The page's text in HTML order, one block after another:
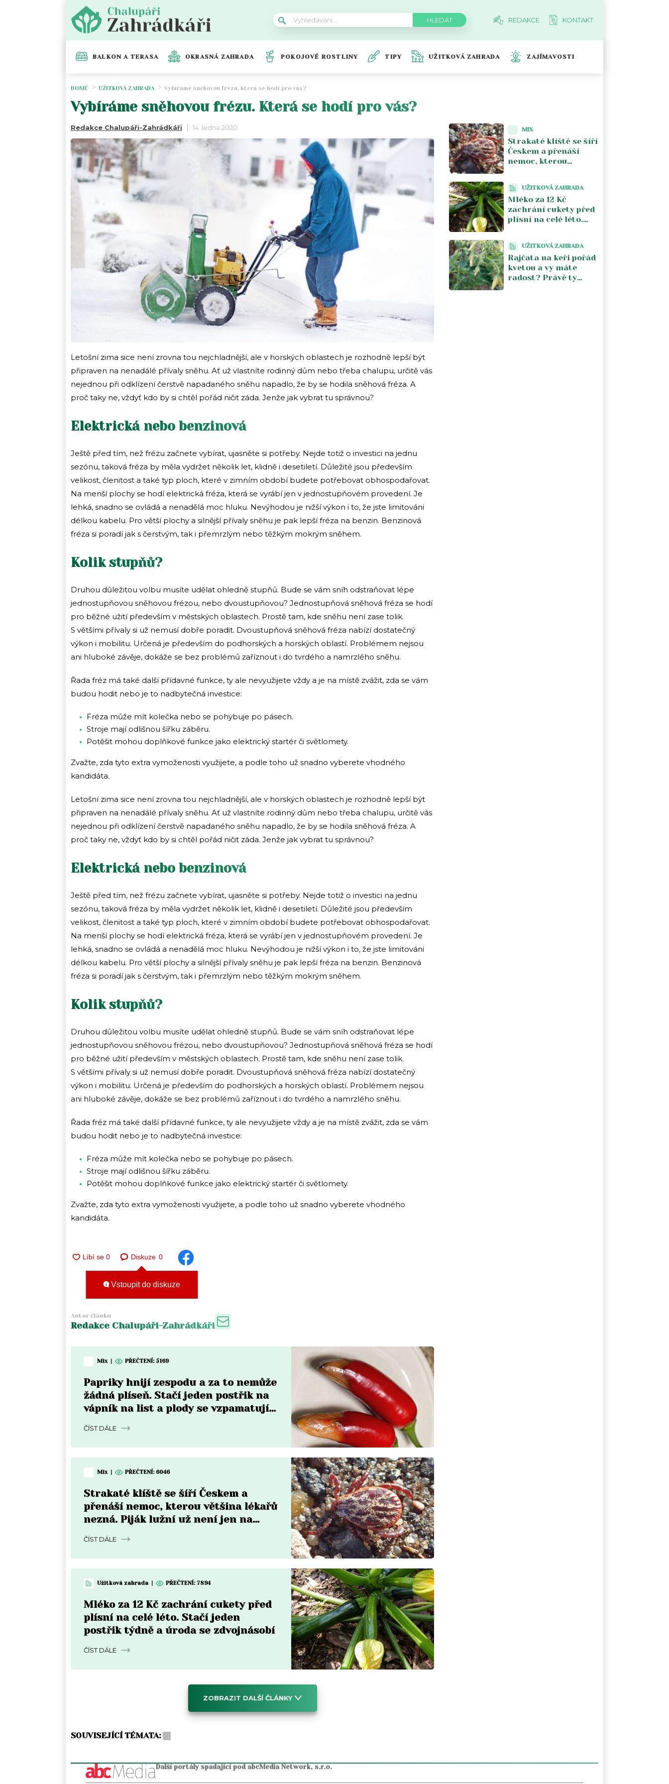
REDAKCE KONTAKT
BALKON A TERASA OKRASNÁ ZAHRADA POKOJOVÉ ROSTLINY TIPY UŽITKOVÁ ZAHRADA ZAJÍMAVOSTI
DOMŮ UŽITKOVÁ ZAHRADA Vybíráme sněhovou frézu. Která se hodí pro vás?
Vybíráme sněhovou frézu. Která se hodí pro vás?
Redakce Chalupáři-Zahrádkáři 14. ledna 2020
Letošní zima sice není zrovna tou nejchladnější, ale v horských oblastech je rozhodně lepší být
připraven na nenadálé přívaly sněhu. Ať už vlastníte rodinný dům nebo třeba chalupu, určitě vás
nejednou při odklízení čerstvě napadaného sněhu napadlo, že by se hodila sněhová fréza. A
proč taky ne, vždyť kdo by si chtěl pořád ničit záda. Jenže jak vybrat tu správnou?
Elektrická nebo benzinová
Ještě před tím, než frézu začnete vybírat, ujasněte si potřeby. Nejde totiž o investici na jednu
sezónu, taková fréza by měla vydržet několik let, klidně i desetiletí. Důležité jsou především
velikost, členitost a také typ ploch, které v zimním období budete potřebovat obhospodařovat.
Na menší plochy se hodí elektrická fréza, která se vyrábí jen v jednostupňovém provedení. Je
lehká, snadno se ovládá a nenadělá moc hluku. Nevýhodou je nižší výkon i to, že jste limitováni
délkou kabelu. Pro větší plochy a silnější přívaly sněhu je pak lepší fréza na benzin. Benzinová
fréza si poradí jak s čerstvým, tak i přemrzlým nebo těžkým mokrým sněhem.
Kolik stupňů?
Druhou důležitou volbu musíte udělat ohledně stupňů. Bude se vám sníh odstraňovat lépe
jednostupňovou sněhovou frézou, nebo dvoustupňovou? Jednostupňová sněhová fréza se hodí
pro běžné užití především v městských oblastech. Prostě tam, kde sněhu není zase tolik.
S většími přívaly si už nemusí dobře poradit. Dvoustupňová sněhová fréza nabízí dostatečný
výkon i mobilitu. Určená je především do podhorských a horských oblastí. Problémem nejsou
ani hluboké závěje, dokáže se bez problémů zaříznout i do tvrdého a namrzlého sněhu.
Řada fréz má také další přídavné funkce, ty ale nevyužijete vždy a je na místě zvážit, zda se vám
budou hodit nebo je to nadbytečná investice:
Fréza může mít kolečka nebo se pohybuje po pásech.
Stroje mají odlišnou šířku záběru.
Potěšit mohou doplňkové funkce jako elektrický startér či světlomety.
Zvažte, zda tyto extra vymoženosti využijete, a podle toho už snadno vyberete vhodného
kandidáta.
Letošní zima sice není zrovna tou nejchladnější, ale v horských oblastech je rozhodně lepší být
připraven na nenadálé přívaly sněhu. Ať už vlastníte rodinný dům nebo třeba chalupu, určitě vás
nejednou při odklízení čerstvě napadaného sněhu napadlo, že by se hodila sněhová fréza. A
proč taky ne, vždyť kdo by si chtěl pořád ničit záda. Jenže jak vybrat tu správnou?
Elektrická nebo benzinová
Ještě před tím, než frézu začnete vybírat, ujasněte si potřeby. Nejde totiž o investici na jednu
sezónu, taková fréza by měla vydržet několik let, klidně i desetiletí. Důležité jsou především
velikost, členitost a také typ ploch, které v zimním období budete potřebovat obhospodařovat.
Na menší plochy se hodí elektrická fréza, která se vyrábí jen v jednostupňovém provedení. Je
lehká, snadno se ovládá a nenadělá moc hluku. Nevýhodou je nižší výkon i to, že jste limitováni
délkou kabelu. Pro větší plochy a silnější přívaly sněhu je pak lepší fréza na benzin. Benzinová
fréza si poradí jak s čerstvým, tak i přemrzlým nebo těžkým mokrým sněhem.
Kolik stupňů?
Druhou důležitou volbu musíte udělat ohledně stupňů. Bude se vám sníh odstraňovat lépe
jednostupňovou sněhovou frézou, nebo dvoustupňovou? Jednostupňová sněhová fréza se hodí
pro běžné užití především v městských oblastech. Prostě tam, kde sněhu není zase tolik.
S většími přívaly si už nemusí dobře poradit. Dvoustupňová sněhová fréza nabízí dostatečný
výkon i mobilitu. Určená je především do podhorských a horských oblastí. Problémem nejsou
ani hluboké závěje, dokáže se bez problémů zaříznout i do tvrdého a namrzlého sněhu.
Řada fréz má také další přídavné funkce, ty ale nevyužijete vždy a je na místě zvážit, zda se vám
budou hodit nebo je to nadbytečná investice:
Fréza může mít kolečka nebo se pohybuje po pásech.
Stroje mají odlišnou šířku záběru.
Potěšit mohou doplňkové funkce jako elektrický startér či světlomety.
Zvažte, zda tyto extra vymoženosti využijete, a podle toho už snadno vyberete vhodného
kandidáta.
Diskuze 0
Vstoupit do diskuze
Autor článku
Redakce Chalupáři-Zahrádkáři
Mix PŘEČTENÍ: 5169
Papriky hnijí zespodu a za to nemůže
žádná plíseň. Stačí jeden postřik na
vápník na list a plody se vzpamatují
ČÍST DÁLE
Mix PŘEČTENÍ: 6046
Strakaté klíště se šíří Českem a
přenáší nemoc, kterou většina lékařů
nezná. Piják lužní už není jen na
ČÍST DÁLE
Užitková zahrada PŘEČTENÍ: 7894
Mléko za 12 Kč zachrání cukety před
plísní na celé léto. Stačí jeden
postřik týdně a úroda se zdvojnásobí
ČÍST DÁLE
ZOBRAZIT DALŠÍ ČLÁNKY
SOUVISEJÍCÍ TÉMATA:
MIX
Strakaté klíště se šíří
Českem a přenáší
nemoc, kterou
na Moravě
UŽITKOVÁ ZAHRADA
Mléko za 12 Kč
zachrání cukety před
plísní na celé léto.
zdvojnásobí
UŽITKOVÁ ZAHRADA
Rajčata na keři pořád
kvetou a vy máte
radost? Právě ty
Další portály spadající pod abcMedia Network, s.r.o.